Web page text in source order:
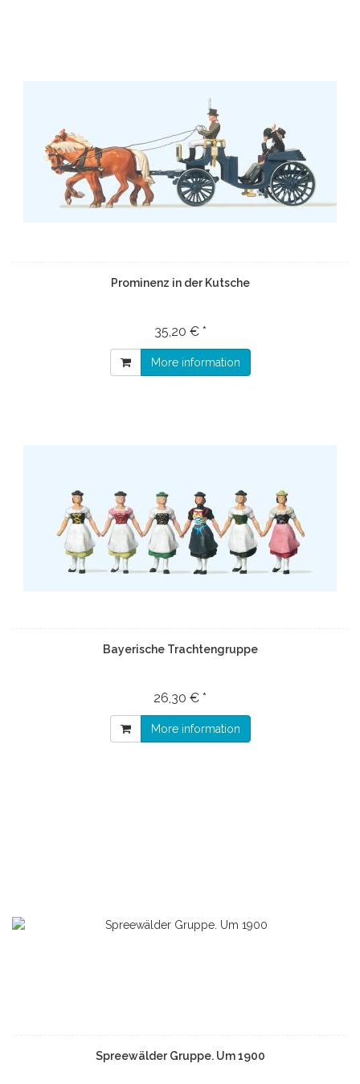
Prominenz in der Kutsche
35,20 € *
More information
Bayerische Trachtengruppe
26,30 € *
More information
Spreewälder Gruppe. Um 1900